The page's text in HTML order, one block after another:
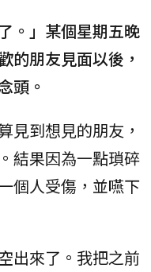
。」某個星期五晚
的朋友見面以後，
頭。
見到想見的朋友，
結果因為一點瑣碎
個人受傷，並嚥下
出來了。我把之前